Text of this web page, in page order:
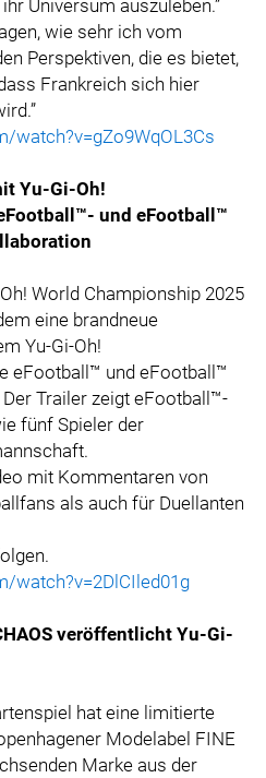
Universum auszuleben.”
wie sehr ich vom
Perspektiven, die es bietet,
Frankreich sich hier
watch?v=gZo9WqOL3Cs
Yu-Gi-Oh!
und eFootball™
World Championship 2025
eine brandneue
Yu-Gi-Oh!
eFootball™ und eFootball™
Der Trailer zeigt eFootball™-
fünf Spieler der
mit Kommentaren von
als auch für Duellanten
watch?v=2DlCIled01g
veröffentlicht Yu-Gi-
hat eine limitierte
Modelabel FINE
Marke aus der